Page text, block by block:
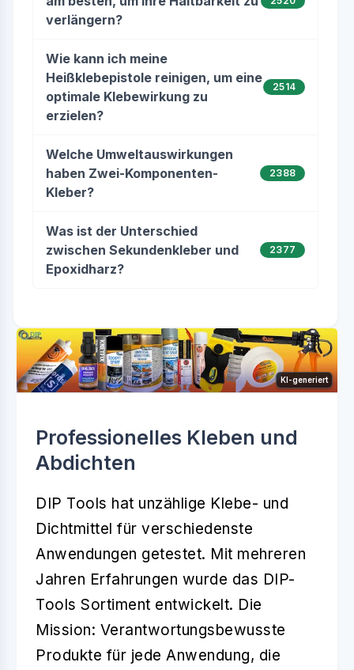
verlängern?
Wie kann ich meine
Heißklebepistole reinigen, um eine
optimale Klebewirkung zu
erzielen?
2514
Welche Umweltauswirkungen
haben Zwei-Komponenten-
Kleber?
2388
Was ist der Unterschied
zwischen Sekundenkleber und
Epoxidharz?
2377
KI-generiert
Professionelles Kleben und
Abdichten
DIP Tools hat unzählige Klebe- und
Dichtmittel für verschiedenste
Anwendungen getestet. Mit mehreren
Jahren Erfahrungen wurde das DIP-
Tools Sortiment entwickelt. Die
Mission: Verantwortungsbewusste
Produkte für jede Anwendung, die